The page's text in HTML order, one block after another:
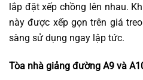
lắp đặt xếp chồng lên nhau.
này được xếp gọn trên giá
sàng sử dụng ngay lập tức.
Tòa nhà giảng đường A9 và